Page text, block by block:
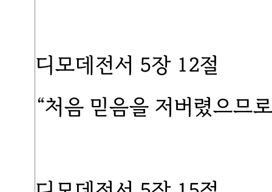
디모데전서 5장 12절
“처음 믿음을 저버렸으므